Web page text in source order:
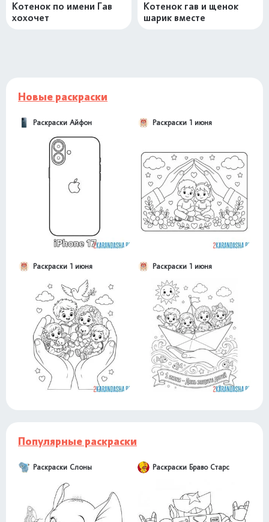
Котенок по имени Гав
хохочет
Котенок гав и щенок
шарик вместе
Новые раскраски
Раскраски Айфон Раскраски 1 июня
Раскраски 1 июня Раскраски 1 июня
Популярные раскраски
Раскраски Слоны Раскраски Браво Старс